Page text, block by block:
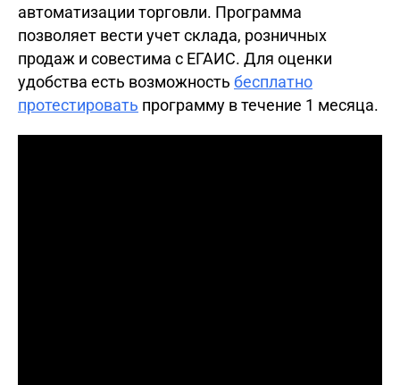
автоматизации торговли. Программа
позволяет вести учет склада, розничных
продаж и совестима с ЕГАИС. Для оценки
удобства есть возможность бесплатно
протестировать программу в течение 1 месяца.